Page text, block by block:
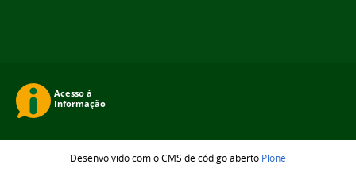
Desenvolvido com o CMS de código aberto Plone